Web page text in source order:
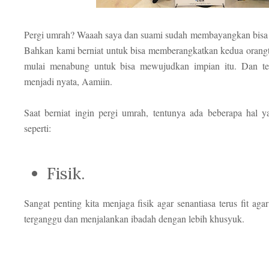
Pergi umrah? Waaah saya dan suami sudah membayangkan
Bahkan kami berniat untuk bisa memberangkatkan kedua
mulai menabung untuk bisa mewujudkan impian itu. Dan
menjadi nyata, Aamiin.
Saat berniat ingin pergi umrah, tentunya ada beberapa hal
seperti:
Fisik.
Sangat penting kita menjaga fisik agar senantiasa terus fit
terganggu dan menjalankan ibadah dengan lebih khusyuk.